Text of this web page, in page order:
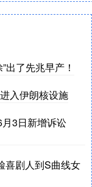
出了先兆早产！
入伊朗核设施
3日新增诉讼
喜剧人到S曲线女